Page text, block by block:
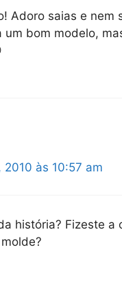
Adoro saias e nem
um bom modelo,
2010 às 10:57 am
história? Fizeste a